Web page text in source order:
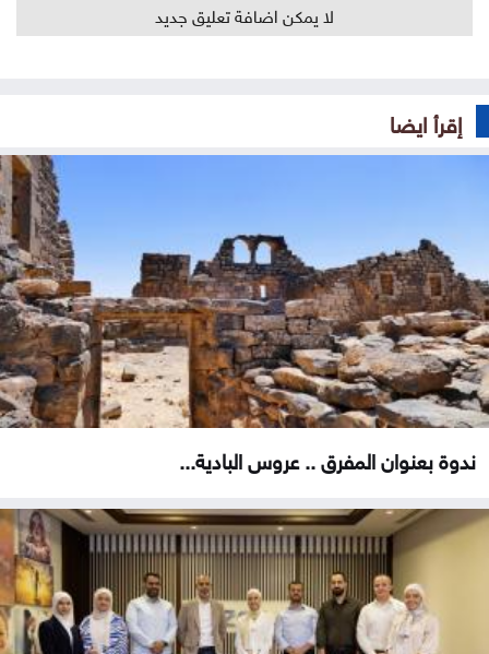
لا يمكن اضافة تعليق جديد
إقرأ ايضا
ندوة بعنوان المفرق .. عروس البادية...